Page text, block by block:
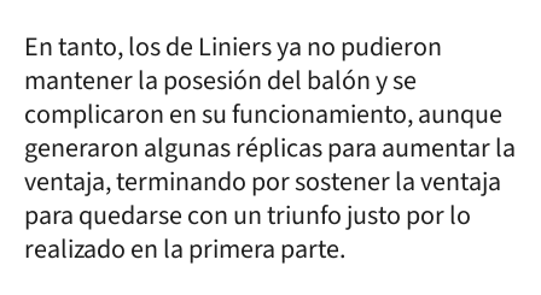
En tanto, los de Liniers ya no pudieron
mantener la posesión del balón y se
complicaron en su funcionamiento, aunque
generaron algunas réplicas para aumentar la
ventaja, terminando por sostener la ventaja
para quedarse con un triunfo justo por lo
realizado en la primera parte.